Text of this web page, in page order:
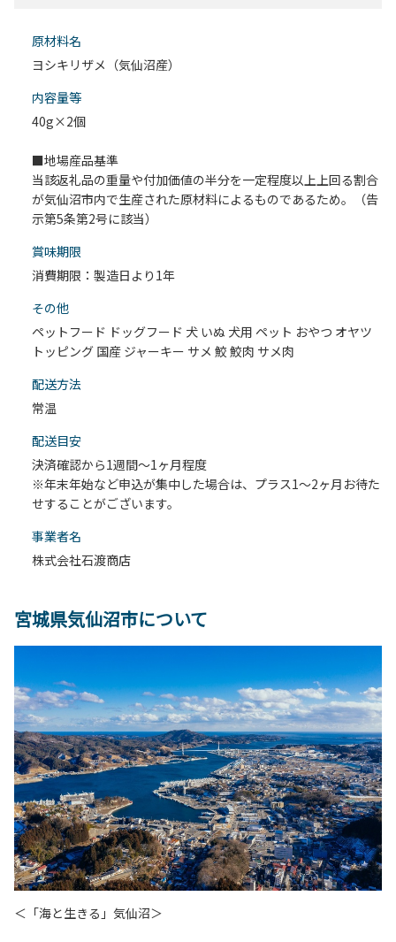
原材料名
ヨシキリザメ（気仙沼産）
内容量等
40g×2個
■地場産品基準
当該返礼品の重量や付加価値の半分を一定程度以上上回る割合
が気仙沼市内で生産された原材料によるものであるため。（告
示第5条第2号に該当）
賞味期限
消費期限：製造日より1年
その他
ペットフード ドッグフード 犬 いぬ 犬用 ペット おやつ オヤツ
トッピング 国産 ジャーキー サメ 鮫 鮫肉 サメ肉
配送⽅法
常温
配送目安
決済確認から1週間～1ヶ月程度
※年末年始など申込が集中した場合は、プラス1～2ヶ月お待た
せすることがございます。
事業者名
株式会社石渡商店
宮城県気仙沼市について
＜「海と生きる」気仙沼＞